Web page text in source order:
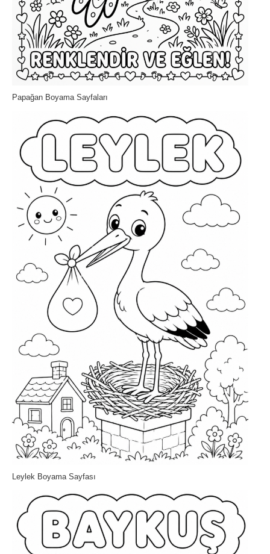
Papağan Boyama Sayfaları
Leylek Boyama Sayfası